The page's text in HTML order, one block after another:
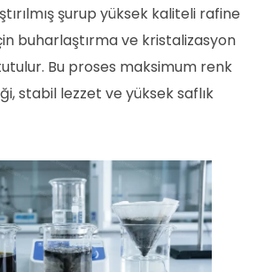
şurup yüksek kaliteli rafine
buharlaştırma ve kristalizasyon
Bu proses maksimum renk
stabil lezzet ve yüksek saflık